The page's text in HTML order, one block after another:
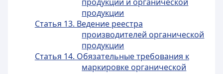
продукции
Статья 13. Ведение реестра
производителей органической
продукции
Статья 14. Обязательные требования к
маркировке органической